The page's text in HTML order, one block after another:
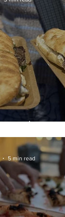
5 min read